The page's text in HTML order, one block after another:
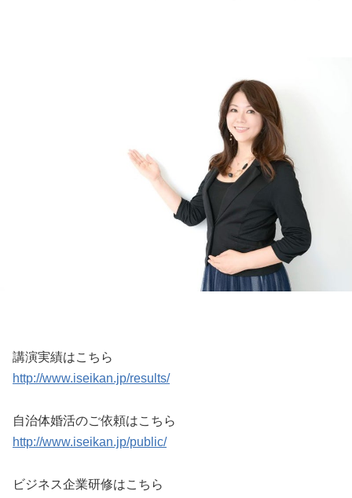
講演実績はこちら
http://www.iseikan.jp/results/
自治体婚活のご依頼はこちら
http://www.iseikan.jp/public/
ビジネス企業研修はこちら